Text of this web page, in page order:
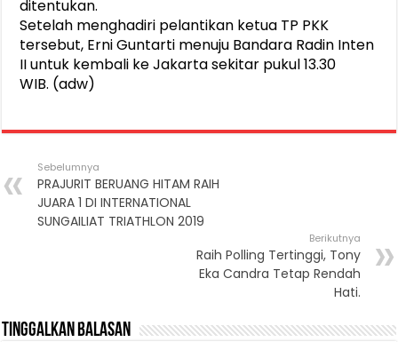
ditentukan.
Setelah menghadiri pelantikan ketua TP PKK
tersebut, Erni Guntarti menuju Bandara Radin Inten
II untuk kembali ke Jakarta sekitar pukul 13.30
WIB. (adw)
Sebelumnya
PRAJURIT BERUANG HITAM RAIH
JUARA 1 DI INTERNATIONAL
SUNGAILIAT TRIATHLON 2019
Berikutnya
Raih Polling Tertinggi, Tony
Eka Candra Tetap Rendah
Hati.
Tinggalkan Balasan